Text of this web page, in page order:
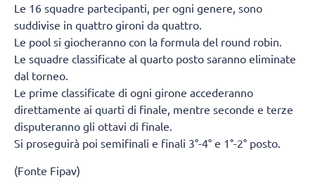
Le 16 squadre partecipanti, per ogni genere, sono
suddivise in quattro gironi da quattro.
Le pool si giocheranno con la formula del round robin.
Le squadre classificate al quarto posto saranno eliminate
dal torneo.
Le prime classificate di ogni girone accederanno
direttamente ai quarti di finale, mentre seconde e terze
disputeranno gli ottavi di finale.
Si proseguirà poi semifinali e finali 3°-4° e 1°-2° posto.
(Fonte Fipav)